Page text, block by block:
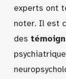
experts ont
noter. Il est
des